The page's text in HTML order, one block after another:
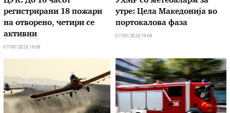
регистрирани 18 пожари
на отворено, четири се
активни
07/08/2026 19:08
утре: Цела Македонија во
портокалова фаза
07/08/2026 19:08